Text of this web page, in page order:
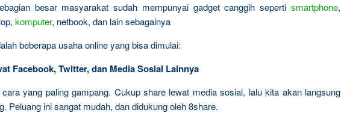
besar masyarakat sudah mempunyai gadget canggih seperti smartphone,
komputer, netbook, dan lain sebagainya
beberapa usaha online yang bisa dimulai:
Facebook, Twitter, dan Media Sosial Lainnya
cara yang paling gampang. Cukup share lewat media sosial, lalu kita akan langsung
Peluang ini sangat mudah, dan didukung oleh 8share.